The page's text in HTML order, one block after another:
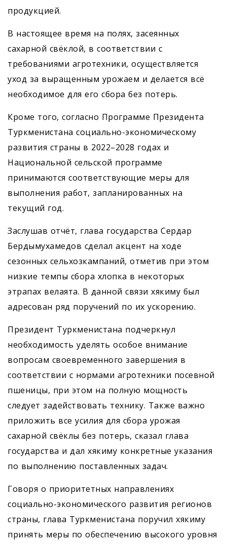
продукцией.
В настоящее время на полях, засеянных
сахарной свёклой, в соответствии с
требованиями агротехники, осуществ­ляется
уход за выращенным урожаем и делается всё
необходимое для его сбора без потерь.
Кроме того, согласно Программе Президента
Туркменистана социально-экономическому
развития страны в 2022–2028 годах и
Национальной сельской программе
принимаются соответствующие меры для
выполнения работ, запланированных на
текущий год.
Заслушав отчёт, глава государства Сердар
Бердымухамедов сделал акцент на ходе
сезонных сельхозкампаний, отметив при этом
низкие темпы сбора хлопка в некоторых
этрапах велаята. В данной связи хякиму был
адресован ряд поручений по их ускорению.
Президент Туркменистана подчерк­нул
необходимость уделять особое внимание
вопросам своевременного завершения в
соответствии с нормами агротехники посевной
пшеницы, при этом на полную мощность
следует задействовать технику. Также важно
приложить все усилия для сбора урожая
сахарной свёклы без потерь, сказал глава
государства и дал хякиму конкретные указания
по выполнению поставленных задач.
Говоря о приоритетных направлениях
социально-экономического развития регионов
страны, глава Туркменистана поручил хякиму
принять меры по обес­печению высокого уровня